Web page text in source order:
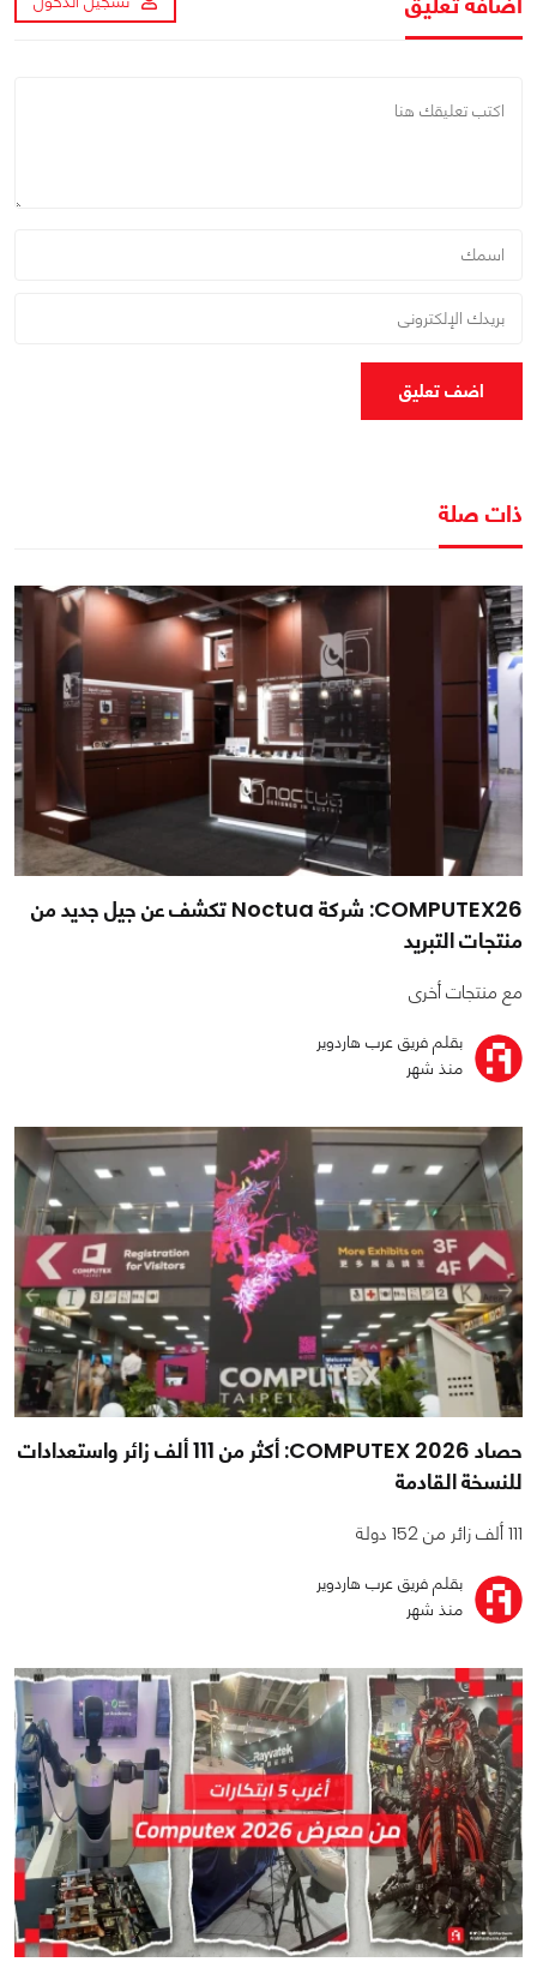
اضف تعليق
ذات صلة
COMPUTEX26: شركة Noctua تكشف عن جيل جديد من
منتجات التبريد
مع منتجات أخرى
بقلم فريق عرب هاردوير
منذ شهر
حصاد COMPUTEX 2026: أكثر من 111 ألف زائر واستعدادات
للنسخة القادمة
111 ألف زائر من 152 دولة
بقلم فريق عرب هاردوير
منذ شهر